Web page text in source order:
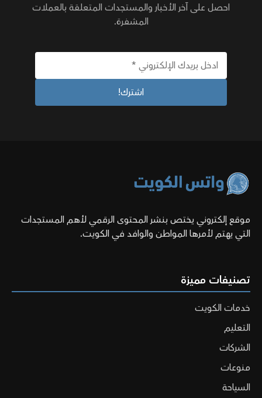
احصل على آخر الأخبار والمستجدات المتعلقة بالعملات
المشفرة.
موقع إلكتروني يختص بنشر المحتوى الرقمي لأهم المستجدات
التي يهتم لأمرها المواطن والوافد في الكويت.
تصنيفات مميزة
خدمات الكويت
التعليم
الشركات
منوعات
السياحة